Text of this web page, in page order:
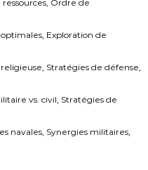
Ordre de
Exploration de
Stratégies de défense,
vs. civil, Stratégies de
navales, Synergies militaires,